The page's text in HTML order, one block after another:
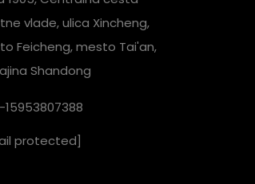
vlade, ulica Xincheng,
Feicheng, mesto Tai'an,
Shandong
15953807388
protected]